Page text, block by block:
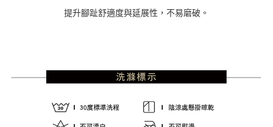
提升腳趾舒適度與延展性，不易磨破。